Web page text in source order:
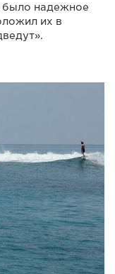
было надежное
их в